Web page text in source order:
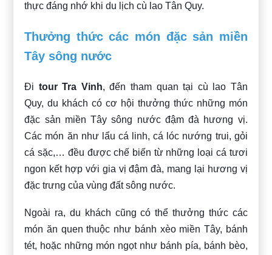
thực đáng nhớ khi du lịch cù lao Tân Quy.
Thưởng thức các món đặc sản miền
Tây sông nước
Đi tour Tra Vinh, đến tham quan tại cù lao Tân
Quy, du khách có cơ hội thưởng thức những món
đặc sản miền Tây sông nước đậm đà hương vị.
Các món ăn như lẩu cá linh, cá lóc nướng trui, gỏi
cá sặc,… đều được chế biến từ những loại cá tươi
ngon kết hợp với gia vị đậm đà, mang lại hương vị
đặc trưng của vùng đất sông nước.
Ngoài ra, du khách cũng có thể thưởng thức các
món ăn quen thuộc như bánh xèo miền Tây, bánh
tét, hoặc những món ngọt như bánh pía, bánh bèo,